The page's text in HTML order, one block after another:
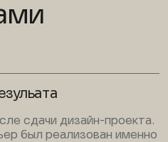
сдачи дизайн-проекта.
был реализован именно